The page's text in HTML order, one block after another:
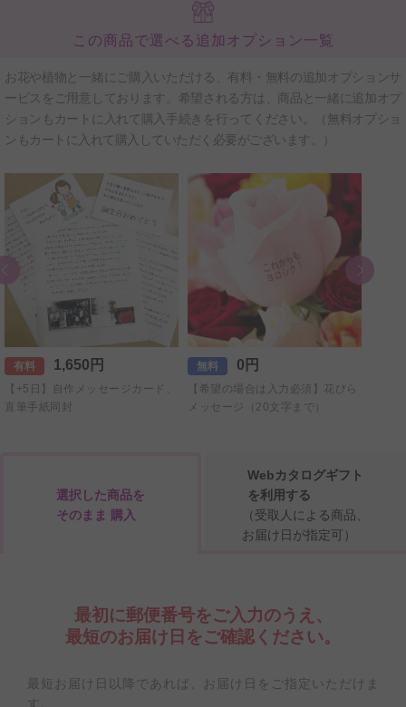
この商品で選べる追加オプション一覧
お花や植物と一緒にご購入いただける、有料・無料の追加オプションサ
ービスをご用意しております。希望される方は、商品と一緒に追加オプ
ションもカートに入れて購入手続きを行ってください。（無料オプショ
ンもカートに入れて購入していただく必要がございます。）
有料 1,650円
【+5日】自作メッセージカード、
直筆手紙同封
無料 0円
【希望の場合は入力必須】花びら
メッセージ（20文字まで）
選択した商品を
そのまま 購入
Webカタログギフト
を利用する
（受取人による商品、
お届け日が指定可）
最初に郵便番号をご入力のうえ、
最短のお届け日をご確認ください。
最短お届け日以降であれば、お届け日をご指定いただけま
す。